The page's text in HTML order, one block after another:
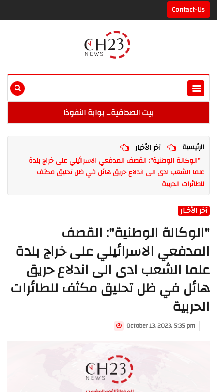
Contact-Us
بيت الصحافية… بوابة النفوذ!
الرئيسية
آخر الأخبار
"الوكالة الوطنية": القصف المدفعي الاسرائيلي على خراج بلدة
علما الشعب ادى الى اندلاع حريق هائل في ظل تحليق مكثف
للطائرات الحربية
آخر الأخبار
"الوكالة الوطنية": القصف
المدفعي الاسرائيلي على خراج بلدة
علما الشعب ادى الى اندلاع حريق
هائل في ظل تحليق مكثف للطائرات
الحربية
October 13, 2023, 5:35 pm